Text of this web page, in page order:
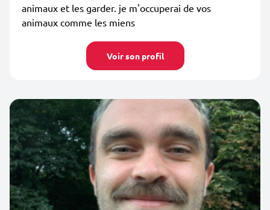
animaux et les garder. je m'occuperai de vos
animaux comme les miens
Voir son profil